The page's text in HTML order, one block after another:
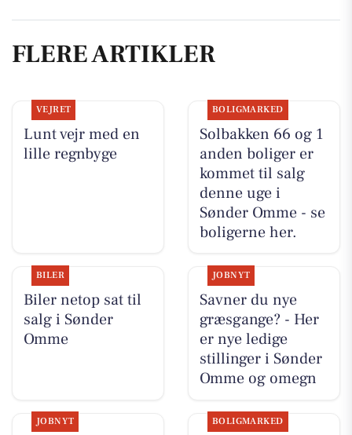
FLERE ARTIKLER
VEJRET
Lunt vejr med en
lille regnbyge
BOLIGMARKED
Solbakken 66 og 1
anden boliger er
kommet til salg
denne uge i
Sønder Omme - se
boligerne her.
BILER
Biler netop sat til
salg i Sønder
Omme
JOBNYT
Savner du nye
græsgange? - Her
er nye ledige
stillinger i Sønder
Omme og omegn
JOBNYT BOLIGMARKED